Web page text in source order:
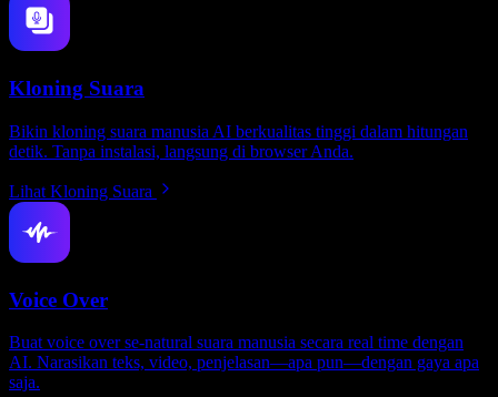
Kloning Suara
Bikin kloning suara manusia AI berkualitas tinggi dalam hitungan
detik. Tanpa instalasi, langsung di browser Anda.
Lihat Kloning Suara
Voice Over
Buat voice over se-natural suara manusia secara real time dengan
AI. Narasikan teks, video, penjelasan—apa pun—dengan gaya apa
saja.